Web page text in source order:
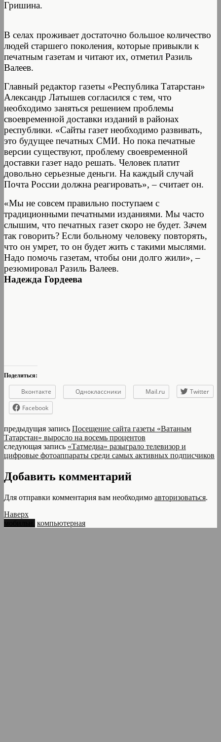
Гришина.
В селах проживает достаточно большое количество
людей старшего поколения, которые привыкли к
печатным газетам и читают их, отметил Разиль
Валеев.
Главный редактор газеты «Республика Татарстан»
Александр Латышев согласился с тем, что
необходимо заняться решением проблемы
своевременной доставки изданий в районах
республики. «Сайты газет необходимо развивать,
это будущее печатных СМИ. Но пока печатные
версии существуют, проблему своевременной
доставки газет надо решать. Человек платит
довольно серьезные деньги. На каждый случай
Почта России должна реагировать», – считает он.
«Мы не совсем правильно поступаем с
традиционными печатными изданиями. Мы часто
слышим, что печатных газет скоро не будет. Зачем
так говорить? Если больному человеку повторять,
что он умрет, то он будет жить с такими мыслями.
Надо помочь газетам, чтобы они долго жили», –
резюмировал Разиль Валеев.
Надежда Гордеева
Поделиться:
Вконтакте Одноклассники Mail.ru
Twitter
Facebook
предыдущая запись Посещение сайта газеты «Ватаным
Татарстан» выросло на восемь процентов
следующая запись «Татмедиа» разыграло телевизор и
цифровые фотоаппараты среди самых активных подписчиков
Добавить комментарий
Для отправки комментария вам необходимо авторизоваться.
Наверх
компьютерная